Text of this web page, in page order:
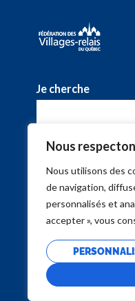
Nous
Nous utilisons des
de navigation,
personnalisés et
accepter », vous
Je cherche